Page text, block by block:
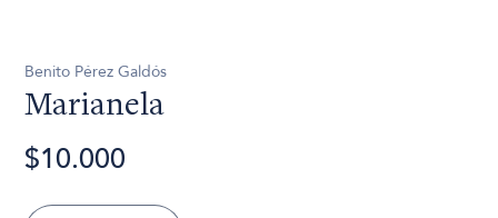
Benito Pérez Galdós
Marianela
$10.000